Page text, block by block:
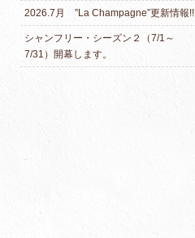
2026.7月 ”La Champagne”更新情報!!
シャンフリー・シーズン２（7/1～
7/31）開幕します。